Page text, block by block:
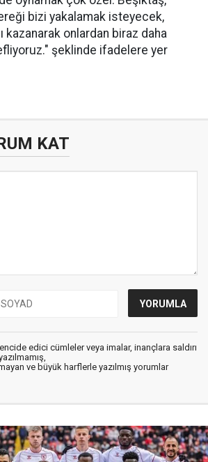
bizi yakalamak isteyecek,
kazanarak onlardan biraz daha
şeklinde ifadelere yer
KAT
edici cümleler veya imalar, inançlara saldırı
ve büyük harflerle yazılmış yorumlar